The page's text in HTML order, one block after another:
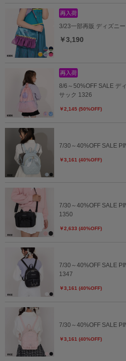
3/23一部再販 ディズニ
￥3,190
8/6～50%OFF SALE デ
サック 1326
￥2,145 (50%OFF)
7/30～40%OFF SALE
￥3,161 (40%OFF)
7/30～40%OFF SALE
1350
￥2,633 (40%OFF)
7/30～40%OFF SALE
1347
￥3,161 (40%OFF)
7/30～40%OFF SALE
￥3,161 (40%OFF)